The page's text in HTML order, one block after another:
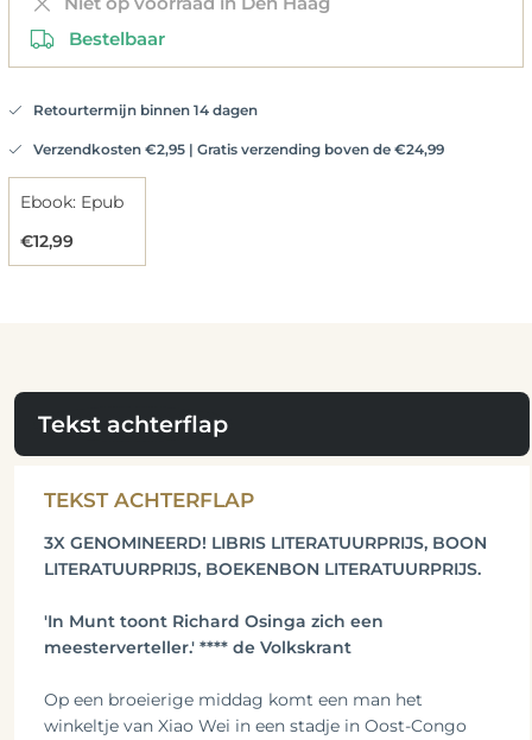
Bestelbaar
Retourtermijn binnen 14 dagen
Verzendkosten €2,95 | Gratis verzending boven de €24,99
Ebook: Epub
€12,99
Tekst achterflap
TEKST ACHTERFLAP
3X GENOMINEERD! LIBRIS LITERATUURPRIJS, BOON
LITERATUURPRIJS, BOEKENBON LITERATUURPRIJS.
'In Munt toont Richard Osinga zich een
meesterverteller.' **** de Volkskrant
Op een broeierige middag komt een man het
winkeltje van Xiao Wei in een stadje in Oost-Congo